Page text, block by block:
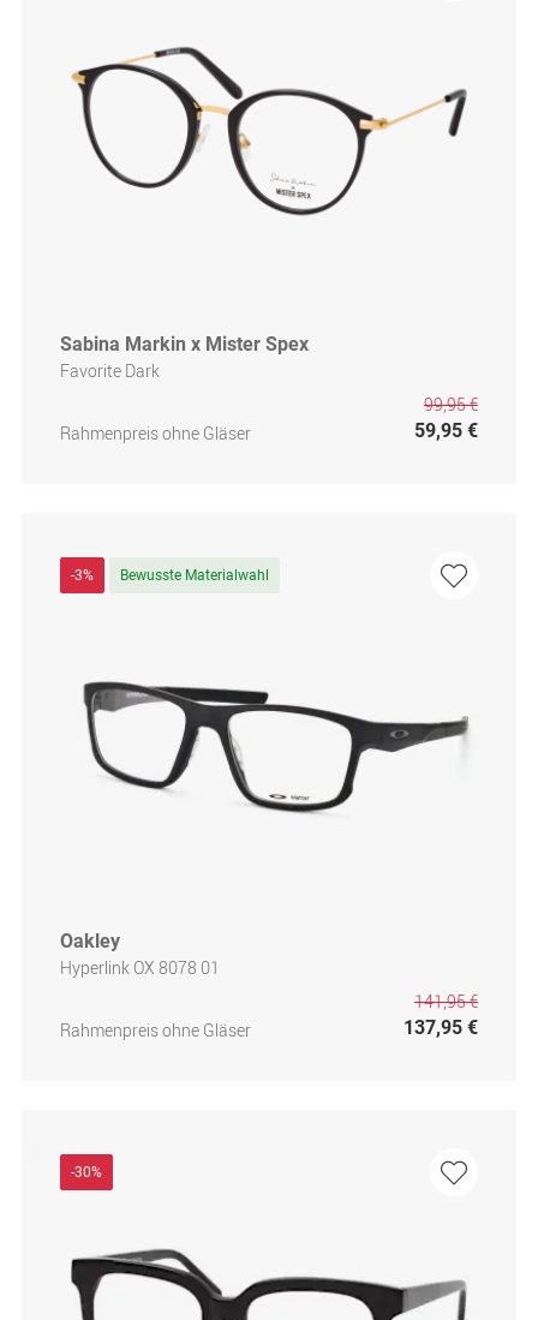
Sabina Markin x Mister Spex
Favorite Dark
Rahmenpreis ohne Gläser
99,95 €
59,95 €
-3% Bewusste Materialwahl
Oakley
Hyperlink OX 8078 01
Rahmenpreis ohne Gläser
141,95 €
137,95 €
-30%